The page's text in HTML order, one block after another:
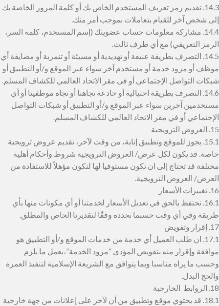
14.3. تقديم رمز تعريف المستخدم الخاص بك أو كلمة المرور الخاصة بك
إلى شخص آخر للقيام بتعاملات بموجب أمر منك.
14.4. مشاركة معلومات حساب عضويتك (إسم المستخدم، كلمة السر،
الرمز التعريفي) مع أي طرف ثالث.
14.5. التصرف بطريقة عنيفة أو تهديدية أو مسيئة أو تنمرية أو مضايقة أي
موظف أو مزود خدمة أو مستخدم آخر سواء عبر الموقع و/أو التطبيق أو
شبكات التواصل الإجتماعي أو في مقر الاتحاد العالمي للكشاف المسلم.
14.6. التصرف بطريقة احتيالية أو خادعة تجاهنا أو تجاه موظفينا أو أي
مستخدمين آخرين سواء عبر الموقع و/أو التطبيق أو شبكات التواصل
الإجتماعي أو في مقر الاتحاد العالمي للكشاف المسلم.
15. العروض الترويجية
15.1. يجوز للموقع وتطبيق إنابة، من وقت لآخر، تقديم عروض ترويجية
خاصة. قد يكون لكل عرض/ العروض الترويجية شروط وأحكام أهلية
مختلفة قد تحتاج إلى ان تكون مستوفيا لها لتكون مؤهلاً للاستفادة من
العرض/ العروض الترويجية.
16. تغييرات الأسعار
16.1. نحتفظ بالحق في تعديل الأسعار لخدمتنا أو أي مكونات منها بأي
طريقة وفي أي وقت حسبما نحدده وفقًا لتقديرنا الخاص والمطلق.
17. إقرار وتفويض
17.1. ان طلب العميل أي خدمة من خدمات الموقع و/أو التطبيق هو
موافقة وإقرار منه بتفويض المؤدي “مزود الخدمة”،بعمل ما يلزم
وحسب ما يراه مناسبا وبما يتوافق مع الشريعة الإسلامية لتنفيذ العمرة
والحج البدل.
18. الروابط الخارجية
18.1. قد يحتوي موقع وتطبيق من آن لآخر على إعلانات من جهة خارجية